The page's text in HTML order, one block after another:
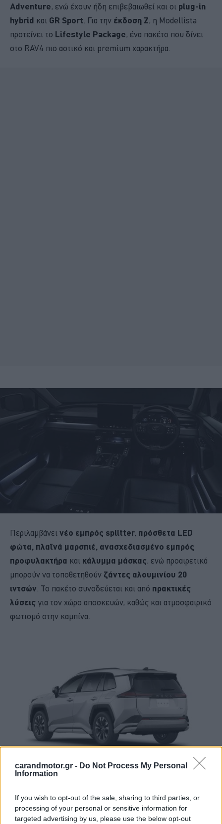
carandmotor.gr - Do Not Process My Personal
Information
If you wish to opt-out of the sale, sharing to third parties, or
processing of your personal or sensitive information for
targeted advertising by us, please use the below opt-out
Adventure, ενώ έχουν ήδη επιβεβαιωθεί και οι plug-in
hybrid και GR Sport. Για την έκδοση Z, η Modellista
προτείνει το Lifestyle Package, ένα πακέτο που δίνει
στο RAV4 πιο αστικό και premium χαρακτήρα.
Περιλαμβάνει νέο εμπρός splitter, πρόσθετα LED
φώτα, πλαϊνά μαρσπιέ, ανασχεδιασμένο εμπρός
προφυλακτήρα και κάλυμμα μάσκας, ενώ προαιρετικά
μπορούν να τοποθετηθούν ζάντες αλουμινίου 20
ιντσών. Το πακέτο συνοδεύεται και από πρακτικές
λύσεις για τον χώρο αποσκευών, καθώς και ατμοσφαιρικό
φωτισμό στην καμπίνα.
Outdoor Package
απευθύνεται στην έκδοση Adventure
και ενισχύει το off-road προφίλ του RAV4. Διαθέτει